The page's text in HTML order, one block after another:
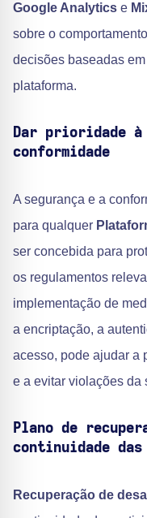
Google Analytics e
sobre o
decisões baseadas
plataforma.
Dar prioridade à
conformidade
A segurança e a
para qualquer
ser concebida para
os regulamentos
implementação de
a encriptação, a
acesso, pode ajudar a
e a evitar violações da
Plano de
continuidade
Recuperação de